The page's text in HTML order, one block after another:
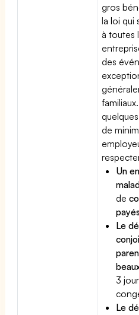
gros
la loi qui
à toutes
des
de
Un
de
payés
Le
3
Le